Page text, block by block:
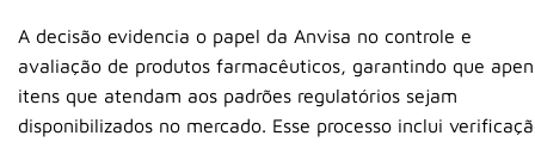
A decisão evidencia o papel da Anvisa no controle e
avaliação de produtos farmacêuticos, garantindo que
itens que atendam aos padrões regulatórios sejam
disponibilizados no mercado. Esse processo inclui